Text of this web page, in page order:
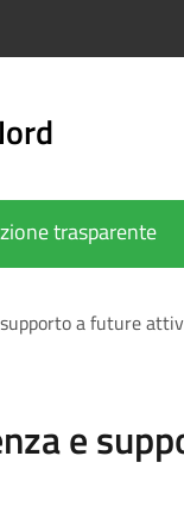
trasparente
a future
e